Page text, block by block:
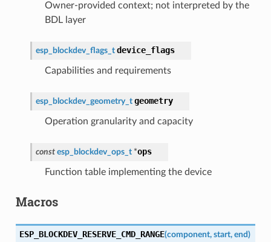
Owner-provided context; not interpreted by the
BDL layer
esp_blockdev_flags_t device_flags
Capabilities and requirements
esp_blockdev_geometry_t geometry
Operation granularity and capacity
const esp_blockdev_ops_t *ops
Function table implementing the device
Macros
ESP_BLOCKDEV_RESERVE_CMD_RANGE(component, start, end)